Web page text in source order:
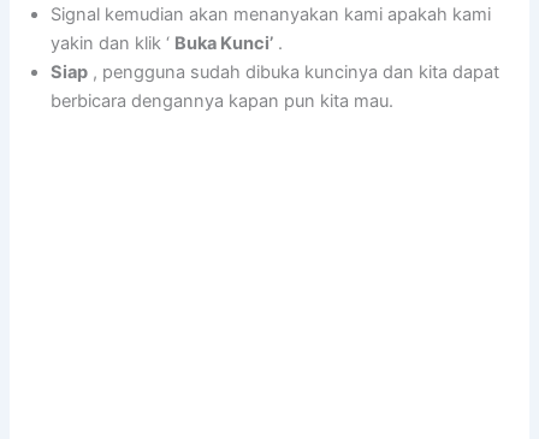
Signal kemudian akan menanyakan kami apakah kami
yakin dan klik ‘ Buka Kunci’ .
Siap , pengguna sudah dibuka kuncinya dan kita dapat
berbicara dengannya kapan pun kita mau.